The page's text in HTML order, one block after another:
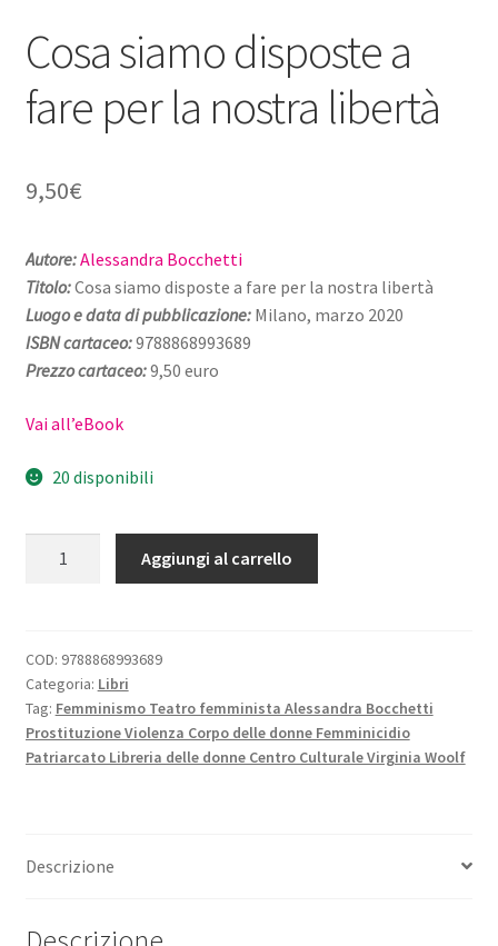
Cosa siamo disposte a
fare per la nostra libertà
9,50€
Autore:Alessandra Bocchetti
Titolo:Cosa siamo disposte a fare per la nostra libertà
Luogo e data di pubblicazione:Milano, marzo 2020
ISBN cartaceo:9788868993689
Prezzo cartaceo:9,50 euro
Vai all’eBook
20 disponibili
fare
per
la
nostra
libertà
Aggiungi al carrello
COD: 9788868993689
Categoria: Libri
Tag: Femminismo Teatro femminista Alessandra Bocchetti
Prostituzione Violenza Corpo delle donne Femminicidio
Patriarcato Libreria delle donne Centro Culturale Virginia Woolf
Descrizione